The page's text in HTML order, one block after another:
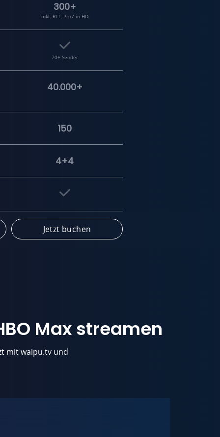
300+
inkl. RTL, Pro7 in HD
70+ Sender
40.000+
150
4+4
Jetzt buchen
Max streamen
mit waipu.tv und